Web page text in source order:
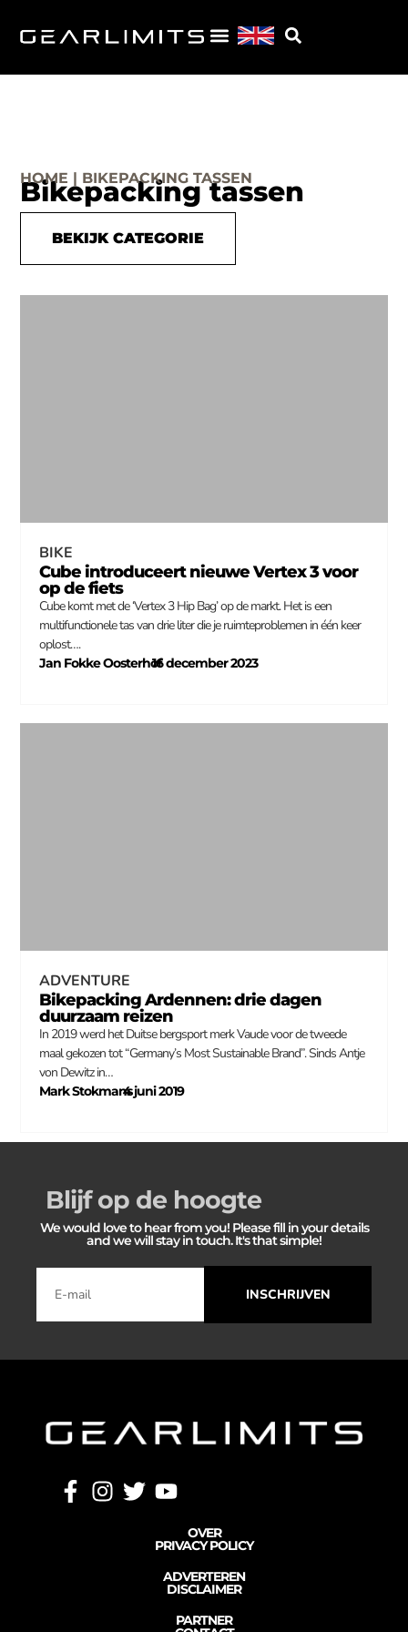
HOME | BIKEPACKING TASSEN
Bikepacking tassen
BEKIJK CATEGORIE
BIKE
Cube introduceert nieuwe Vertex 3 voor
op de fiets
Cube komt met de ‘Vertex 3 Hip Bag’ op de markt. Het is een
multifunctionele tas van drie liter die je ruimteproblemen in één keer
oplost….
Jan Fokke Oosterhof
–
16 december 2023
ADVENTURE
Bikepacking Ardennen: drie dagen
duurzaam reizen
In 2019 werd het Duitse bergsport merk Vaude voor de tweede
maal gekozen tot “Germany’s Most Sustainable Brand”. Sinds Antje
von Dewitz in…
Mark Stokmans
–
4 juni 2019
Blijf op de hoogte
We would love to hear from you! Please fill in your details
and we will stay in touch. It's that simple!
INSCHRIJVEN
OVER
PRIVACY POLICY
ADVERTEREN
DISCLAIMER
PARTNER